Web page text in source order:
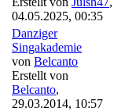
04.05.2025, 00:35
Danziger
Singakademie
von Belcanto
Erstellt von
Belcanto,
29.03.2014, 10:57